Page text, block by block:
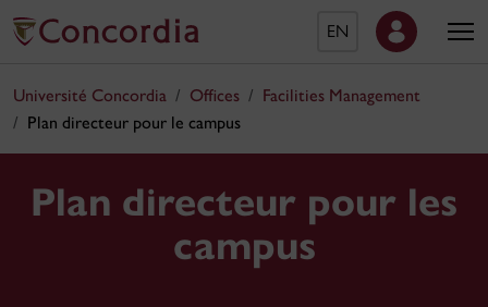
EN
Université Concordia Offices
Facilities Management
Plan directeur pour le campus
Plan directeur pour les
campus